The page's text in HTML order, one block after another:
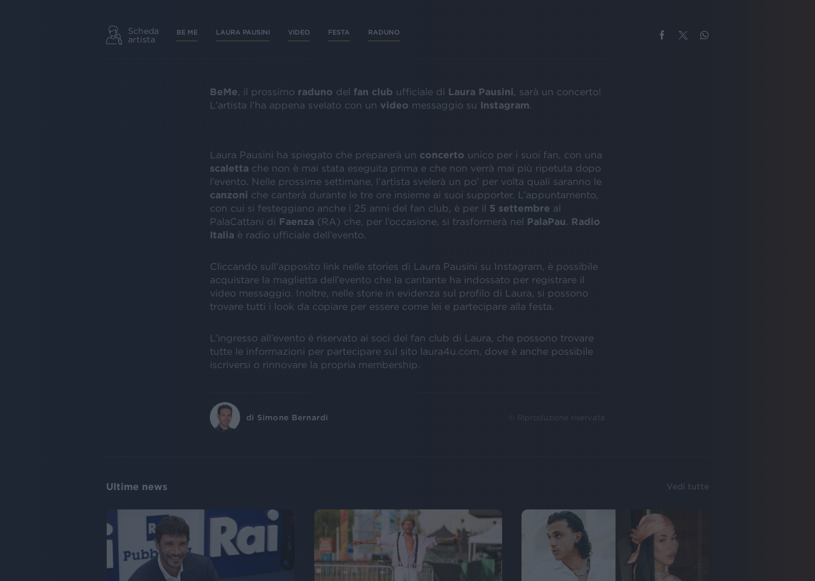
Scheda
artista
BE ME LAURA PAUSINI VIDEO FESTA RADUNO
BeMe , il prossimo raduno del fan club ufficiale di Laura Pausini , sarà un concerto!
L’artista l’ha appena svelato con un video messaggio su Instagram
Laura Pausini ha spiegato che preparerà un concerto unico per i suoi fan, con una
scaletta che non è mai stata eseguita prima e che non verrà mai più ripetuta dopo
l’evento. Nelle prossime settimane, l’artista svelerà un po’ per volta quali saranno le
canzoni che canterà durante le tre ore insieme ai suoi supporter. L’appuntamento,
con cui si festeggiano anche i 25 anni del fan club, è per il 5 settembre al
PalaCattani di Faenza (RA) che, per l’occasione, si trasformerà nel PalaPau
Radio
Italia è radio ufficiale dell’evento.
Cliccando sull’apposito link nelle stories di Laura Pausini su Instagram, è possibile
acquistare la maglietta dell’evento che la cantante ha indossato per registrare il
video messaggio. Inoltre, nelle storie in evidenza sul profilo di Laura, si possono
trovare tutti i look da copiare per essere come lei e partecipare alla festa.
L’ingresso all’evento è riservato ai soci del fan club di Laura, che possono trovare
tutte le informazioni per partecipare sul sito laura4u.com, dove è anche possibile
iscriversi o rinnovare la propria membership.
di Simone Bernardi © Riproduzione riservata
Ultime news Vedi tutte